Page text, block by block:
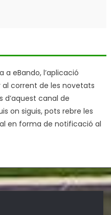
a eBando, l’aplicació
corrent de les novetats
d’aquest canal de
on siguis, pots rebre les
en forma de notificació al